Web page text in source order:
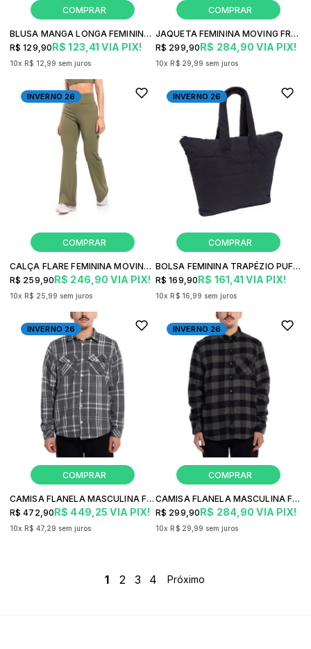
BLUSA MANGA LONGA FEMININA MOVING FREESURF FRESH FITNESS
R$ 123,41 VIA PIX!
R$ 129,90
10x R$ 12,99 sem juros
JAQUETA FEMININA MOVING FREESURF HOT FITNESS
R$ 284,90 VIA PIX!
R$ 299,90
10x R$ 29,99 sem juros
INVERNO 26
CALÇA FLARE FEMININA MOVING FREESURF FUSION FITNESS
R$ 246,90 VIA PIX!
R$ 259,90
10x R$ 25,99 sem juros
INVERNO 26
BOLSA FEMININA TRAPÉZIO PUFF FREESURF CASUAL
R$ 161,41 VIA PIX!
R$ 169,90
10x R$ 16,99 sem juros
INVERNO 26
CAMISA FLANELA MASCULINA FREESURF FLOCK
R$ 449,25 VIA PIX!
R$ 472,90
10x R$ 47,29 sem juros
INVERNO 26
CAMISA FLANELA MASCULINA FREESURF BUFFALO
R$ 284,90 VIA PIX!
R$ 299,90
10x R$ 29,99 sem juros
1 2 3 4